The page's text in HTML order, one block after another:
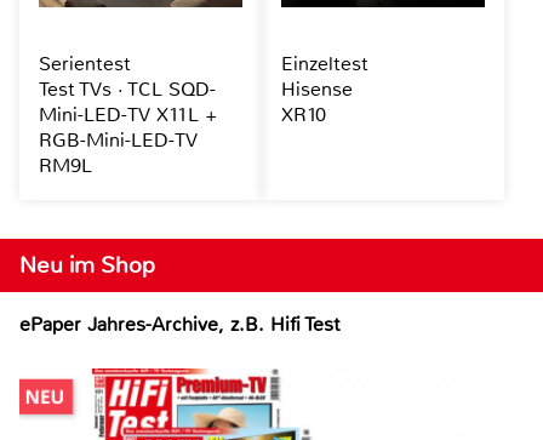
Neu im Shop
ePaper Jahres-Archive, z.B. Hifi Test
Serientest
Test TVs · TCL SQD-
Mini-LED-TV X11L +
RGB-Mini-LED-TV
RM9L
Einzeltest
Hisense
XR10